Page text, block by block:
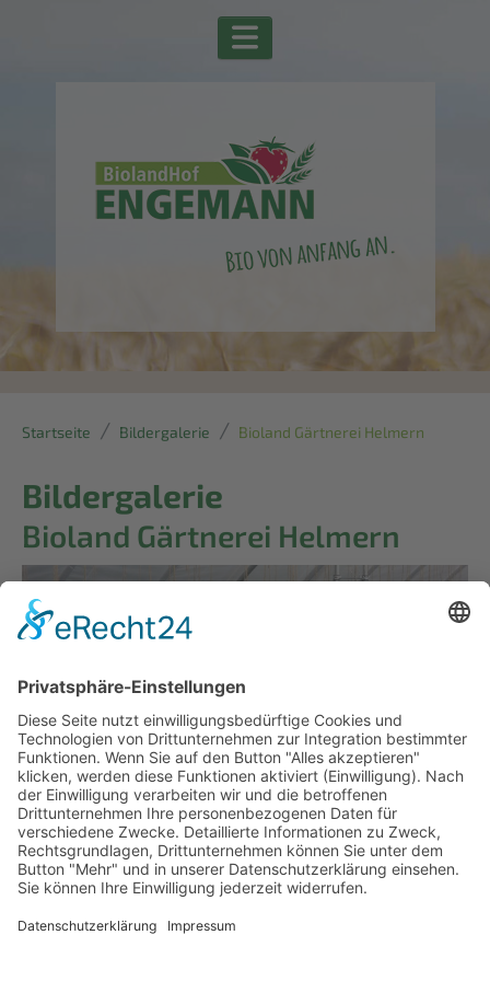
Startseite Bildergalerie Bioland Gärtnerei Helmern
Bildergalerie
Bioland Gärtnerei Helmern